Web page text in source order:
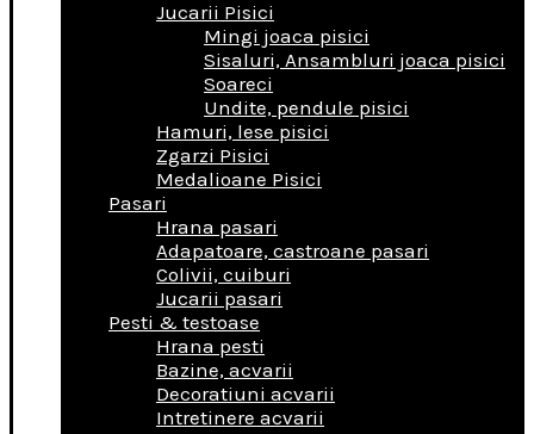
Jucarii Pisici
Mingi joaca pisici
Sisaluri, Ansambluri joaca pisici
Soareci
Undite, pendule pisici
Hamuri, lese pisici
Zgarzi Pisici
Medalioane Pisici
Pasari
Hrana pasari
Adapatoare, castroane pasari
Colivii, cuiburi
Jucarii pasari
Pesti & testoase
Hrana pesti
Bazine, acvarii
Decoratiuni acvarii
Intretinere acvarii